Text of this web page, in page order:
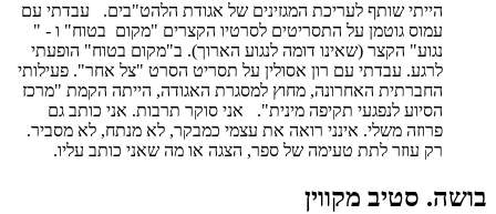
הייתי שותף לעריכת המגזינים של אגודת הלהט"בים. עבדתי עם
עמוס גוטמן על התסריטים לסרטיו הקצרים "מקום בטוח" ו - "
נגוע" הקצר (שאינו דומה לנגוע הארוך). ב"מקום בטוח" הופעתי
לרגע. עבדתי עם רון אסולין על תסריט הסרט "צל אחר". פעילותי
החברתית האחרונה, מחוץ למסגרת האגודה, הייתה הקמת "מרכז
הסיוע לנפגעי תקיפה מינית". אני סוקר תרבות. אני כותב גם
פרוזה משלי. אינני רואה את עצמי כמבקר, לא מנתח, לא מסביר.
רק עוזר לתת טעימה של ספר, הצגה או מה שאני כותב עליו.
בושה. סטיב מקווין